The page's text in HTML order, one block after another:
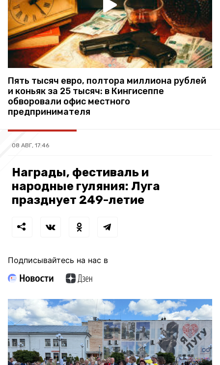
Пять тысяч евро, полтора миллиона рублей
и коньяк за 25 тысяч: в Кингисеппе
обворовали офис местного
предпринимателя
08 АВГ, 17:46
Награды, фестиваль и
народные гуляния: Луга
празднует 249-летие
Подписывайтесь на нас в